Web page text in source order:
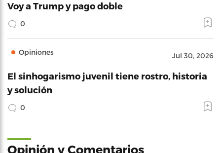
Voy a Trump y pago doble
0
Opiniones Jul 30, 2026
El sinhogarismo juvenil tiene rostro, historia
y solución
0
Opinión y Comentarios